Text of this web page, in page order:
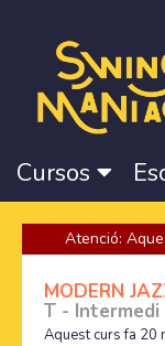
Cursos
Atenció:
MODERN
T - Intermedi
Aquest curs fa 20